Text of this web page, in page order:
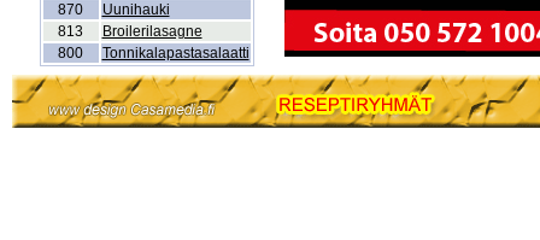
870
Uunihauki
813
Broilerilasagne
800
Tonnikalapastasalaatti